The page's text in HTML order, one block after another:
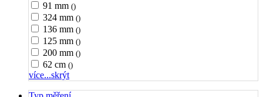
91 mm ()
324 mm ()
136 mm ()
125 mm ()
200 mm ()
62 cm ()
více...skrýt